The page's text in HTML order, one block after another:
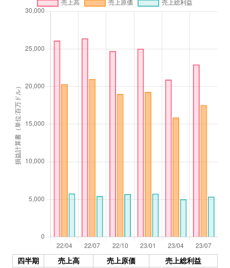
四半期 売上高 売上原価
売上総利益